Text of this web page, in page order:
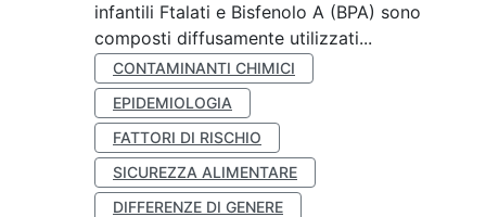
infantili Ftalati e Bisfenolo A (BPA) sono
composti diffusamente utilizzati...
CONTAMINANTI CHIMICI
EPIDEMIOLOGIA
FATTORI DI RISCHIO
SICUREZZA ALIMENTARE
DIFFERENZE DI GENERE